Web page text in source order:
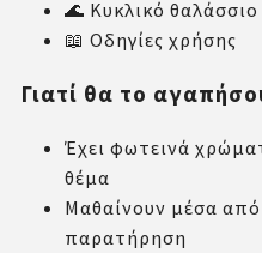
🌊 Κυκλικό
📖 Οδηγίες χρήσης
Γιατί θα το
Έχει φωτεινά
θέμα
Μαθαίνουν μέσα
παρατήρηση